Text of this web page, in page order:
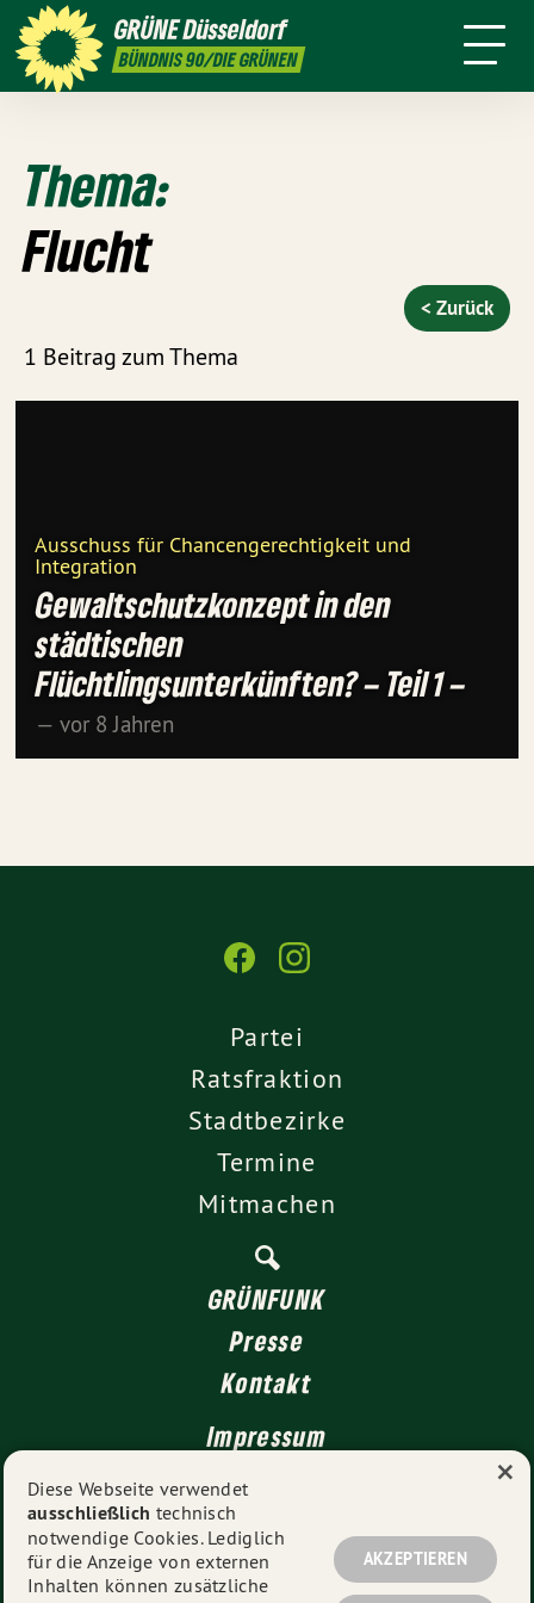
GRÜNEDüsseldorf
BÜNDNIS 90/DIE GRÜNEN
GRÜNFUNK Presse
Stadtbezirke Termine Mitmachen
Thema:
Flucht
1 Beitrag zum Thema
< Zurück
Ausschuss für Chancengerechtigkeit und
Integration
Gewaltschutzkonzept in den
städtischen
Flüchtlingsunterkünften? – Teil 1 –
— vor 8 Jahren
Partei
Ratsfraktion
Stadtbezirke
Termine
Mitmachen
GRÜNFUNK
Presse
Kontakt
Impressum
Datenschutz
© 2026GRÜNE Düsseldorf - Alle Rechte vorbehalten.
Diese Webseite verwendet
ausschließlich technisch
notwendige Cookies. Lediglich
für die Anzeige von externen
Inhalten können zusätzliche
AKZEPTIEREN
×